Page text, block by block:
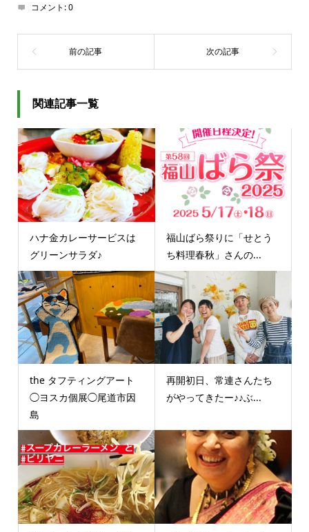
コメント:0
関連記事一覧
ハナ金カレーサービスは
グリーンサラダ♪
福山ばら祭りに「せとう
ち料理春秋」さんの...
the タフティングアート
◯ヨスカ個展◯尾道市因
島
再開初日、常連さんたち
がやってきたー♪♪ぶ...